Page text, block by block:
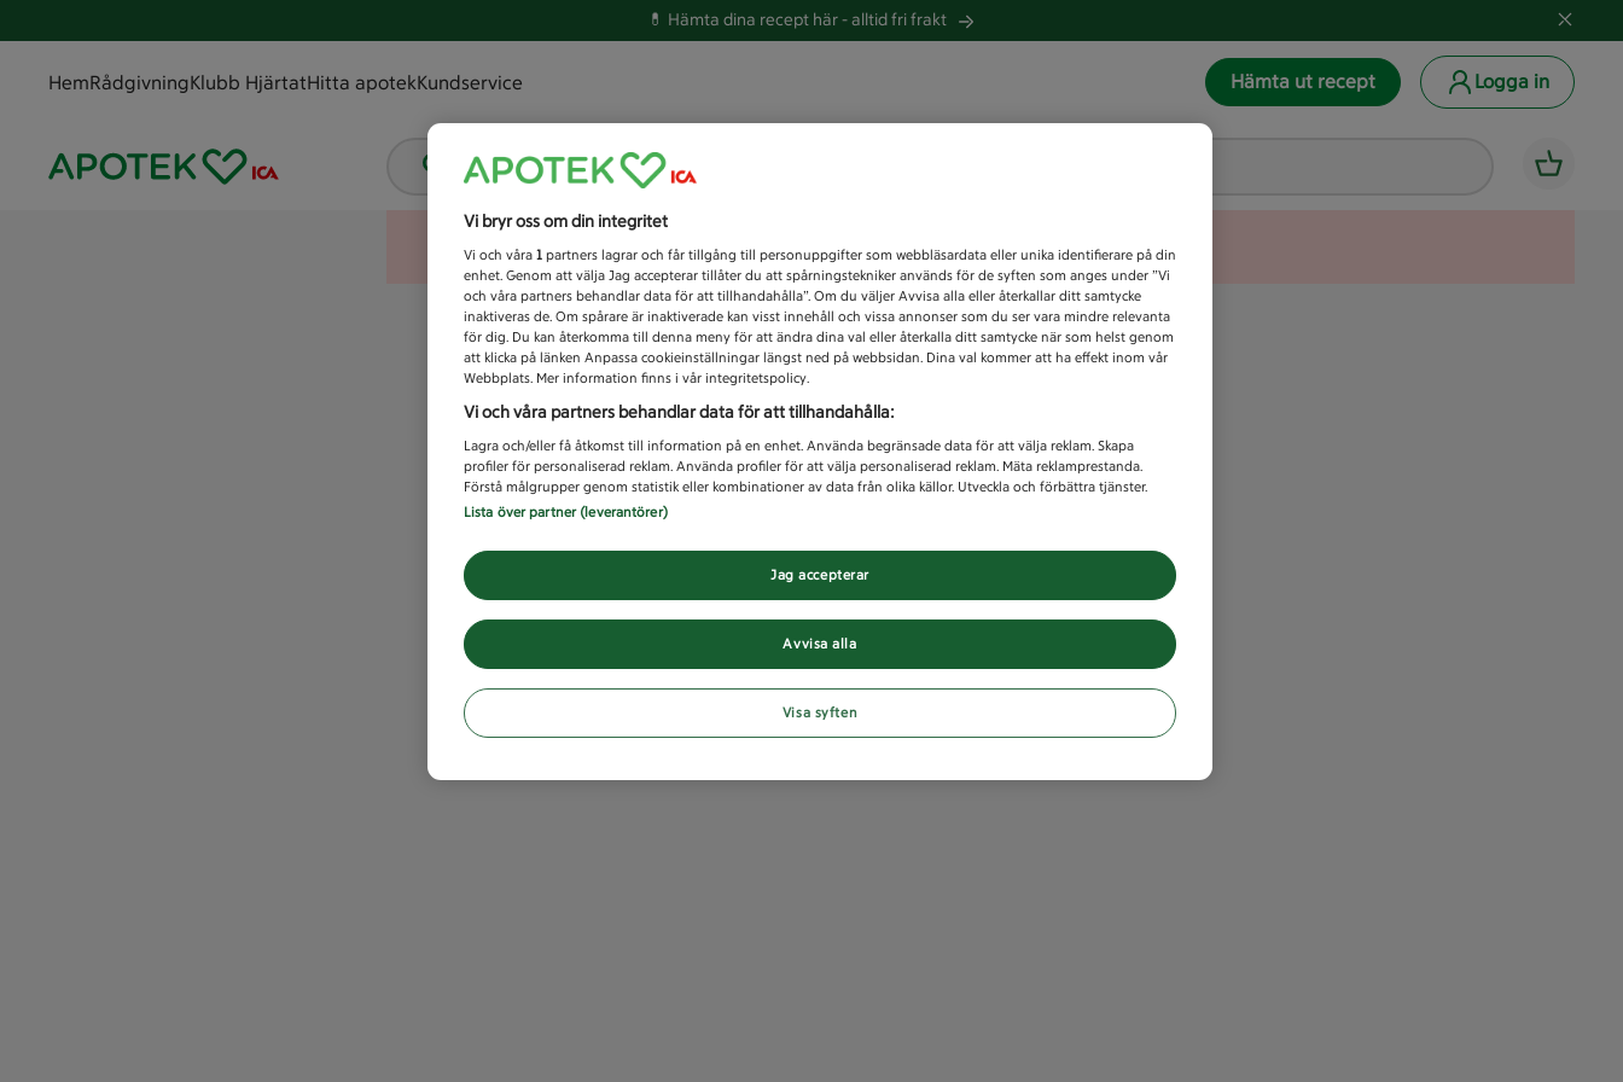
💊 Hämta dina recept här -alltid fri frakt
HemRådgivningKlubb HjärtatHitta apotekKundservice Hämta ut recept Logga in
Vad letar du efter idag?
Unknown error
Vi bryr oss om din integritet
Vi och våra 1 partners lagrar och får tillgång till personuppgifter som webbläsardata eller unika identifierare på din
enhet. Genom att välja Jag accepterar tillåter du att spårningstekniker används för de syften som anges under ”Vi
och våra partners behandlar data för att tillhandahålla”. Om du väljer Avvisa alla eller återkallar ditt samtycke
inaktiveras de. Om spårare är inaktiverade kan visst innehåll och vissa annonser som du ser vara mindre relevanta
för dig. Du kan återkomma till denna meny för att ändra dina val eller återkalla ditt samtycke när som helst genom
att klicka på länken Anpassa cookieinställningar längst ned på webbsidan. Dina val kommer att ha effekt inom vår
Webbplats. Mer information finns i vår integritetspolicy.
Vi och våra partners behandlar data för att tillhandahålla:
Lagra och/eller få åtkomst till information på en enhet. Använda begränsade data för att välja reklam. Skapa
profiler för personaliserad reklam. Använda profiler för att välja personaliserad reklam. Mäta reklamprestanda.
Förstå målgrupper genom statistik eller kombinationer av data från olika källor. Utveckla och förbättra tjänster.
Lista över partner (leverantörer)
Avvisa alla
Jag accepterar
Visa syften